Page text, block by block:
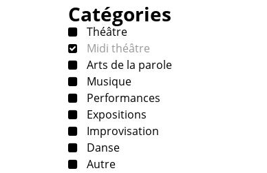
Catégories
Théâtre
Midi théâtre
Arts de la parole
Musique
Performances
Expositions
Improvisation
Danse
Autre